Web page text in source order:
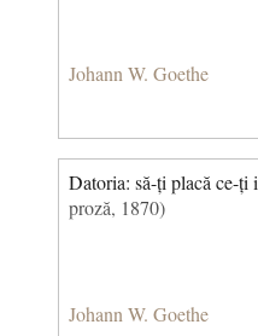
Johann W. Goethe
Datoria: să-ți placă ce-
proză, 1870)
Johann W. Goethe